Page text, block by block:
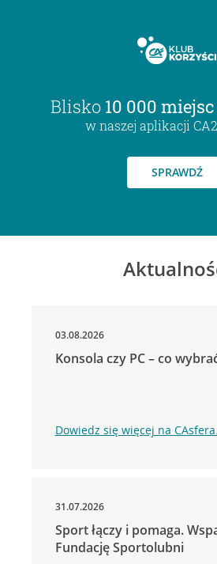
Blisko 10 000 miejsc
w naszej aplikacji
SPRAWDŹ
03.08.2026
Konsola czy PC – co
Dowiedz się więcej na
31.07.2026
Sport łączy i pomaga.
Fundację Sportolubni